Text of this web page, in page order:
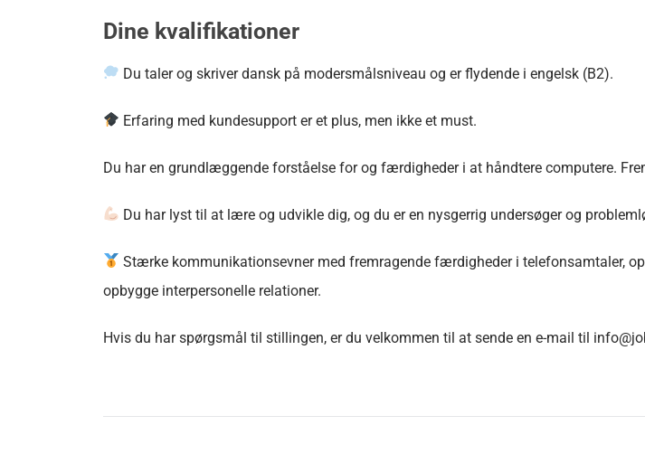
Dine kvalifikationer
Du taler og skriver dansk på modersmålsniveau og er flydende i engelsk (B2).
Erfaring med kundesupport er et plus, men ikke et must.
Du har en grundlæggende forståelse for og færdigheder i at håndtere computere.
Du har lyst til at lære og udvikle dig, og du er en nysgerrig undersøger og
Stærke kommunikationsevner med fremragende færdigheder i telefonsamtaler,
opbygge interpersonelle relationer.
Hvis du har spørgsmål til stillingen, er du velkommen til at sende en e-mail til